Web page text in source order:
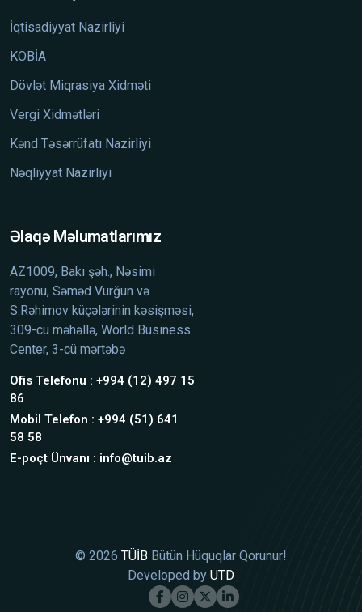
İqtisadiyyat Nazirliyi
KOBİA
Dövlət Miqrasiya Xidməti
Vergi Xidmətləri
Kənd Təsərrüfatı Nazirliyi
Nəqliyyat Nazirliyi
Əlaqə Məlumatlarımız
AZ1009, Bakı şəh., Nəsimi
rayonu, Səməd Vurğun və
S.Rəhimov küçələrinin kəsişməsi,
309-cu məhəllə, World Business
Center, 3-cü mərtəbə
Ofis Telefonu : +994 (12) 497 15
86
Mobil Telefon : +994 (51) 641
58 58
E-poçt Ünvanı : info@tuib.az
© 2026 TÜİB Bütün Hüquqlar Qorunur!
Developed by UTD